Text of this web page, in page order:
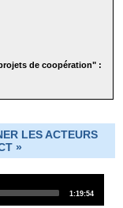
de coopération" :
LES ACTEURS
»
Total
1:19:54